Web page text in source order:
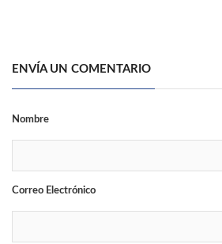
ENVÍA UN COMENTARIO
Nombre
Correo Electrónico